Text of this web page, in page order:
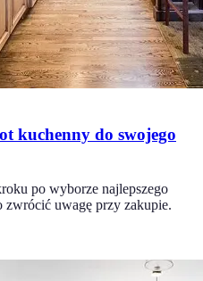
kuchenny do swojego
po wyborze najlepszego
zwrócić uwagę przy zakupie.